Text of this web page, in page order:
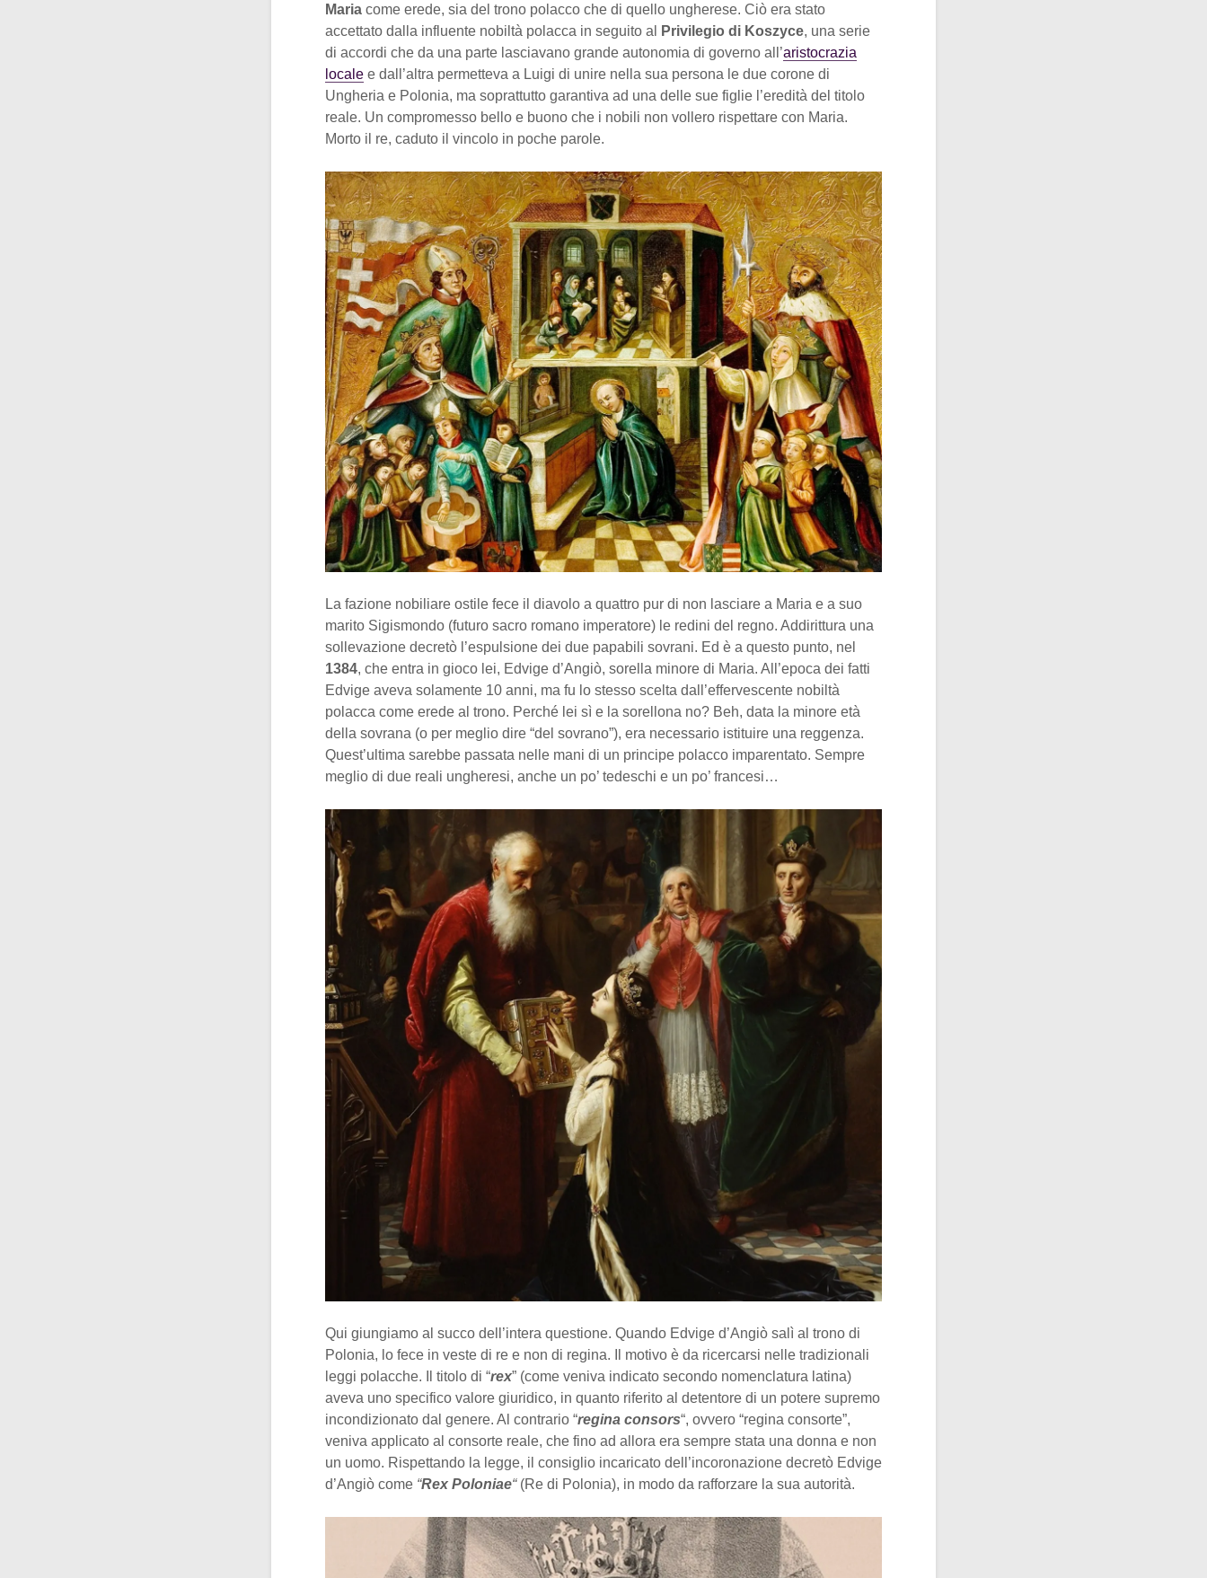
Maria come erede, sia del trono polacco che di quello ungherese. Ciò era stato
accettato dalla influente nobiltà polacca in seguito al
Privilegio di Koszyce, una serie
di accordi che da una parte lasciavano grande autonomia di governo all’aristocrazia
locale e dall’altra permetteva a Luigi di unire nella sua persona le due corone di
Ungheria e Polonia, ma soprattutto garantiva ad una delle sue figlie l’eredità del titolo
reale. Un compromesso bello e buono che i nobili non vollero rispettare con Maria.
Morto il re, caduto il vincolo in poche parole.
La fazione nobiliare ostile fece il diavolo a quattro pur di non lasciare a Maria e a suo
marito Sigismondo (futuro sacro romano imperatore) le redini del regno. Addirittura una
sollevazione decretò l’espulsione dei due papabili sovrani. Ed è a questo punto, nel
1384, che entra in gioco lei, Edvige d’Angiò, sorella minore di Maria. All’epoca dei fatti
Edvige aveva solamente 10 anni, ma fu lo stesso scelta dall’effervescente nobiltà
polacca come erede al trono. Perché lei sì e la sorellona no? Beh, data la minore età
della sovrana (o per meglio dire “del sovrano”), era necessario istituire una reggenza.
Quest’ultima sarebbe passata nelle mani di un principe polacco imparentato. Sempre
meglio di due reali ungheresi, anche un po’ tedeschi e un po’ francesi…
Qui giungiamo al succo dell’intera questione. Quando Edvige d’Angiò salì al trono di
Polonia, lo fece in veste di re e non di regina. Il motivo è da ricercarsi nelle tradizionali
leggi polacche. Il titolo di “rex” (come veniva indicato secondo nomenclatura latina)
aveva uno specifico valore giuridico, in quanto riferito al detentore di un potere supremo
incondizionato dal genere. Al contrario “regina consors“, ovvero “regina consorte”,
veniva applicato al consorte reale, che fino ad allora era sempre stata una donna e non
un uomo. Rispettando la legge, il consiglio incaricato dell’incoronazione decretò Edvige
d’Angiò come “Rex Poloniae“(Re di Polonia), in modo da rafforzare la sua autorità.